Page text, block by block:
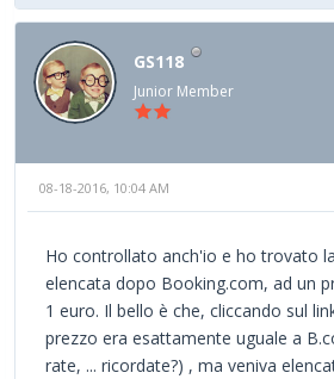
GS118
Junior Member
08-18-2016, 10:04 AM
Ho controllato anch'io e ho trovato
elencata dopo Booking.com, ad un
1 euro. Il bello è che, cliccando sul
prezzo era esattamente uguale a
rate, ... ricordate?) , ma veniva